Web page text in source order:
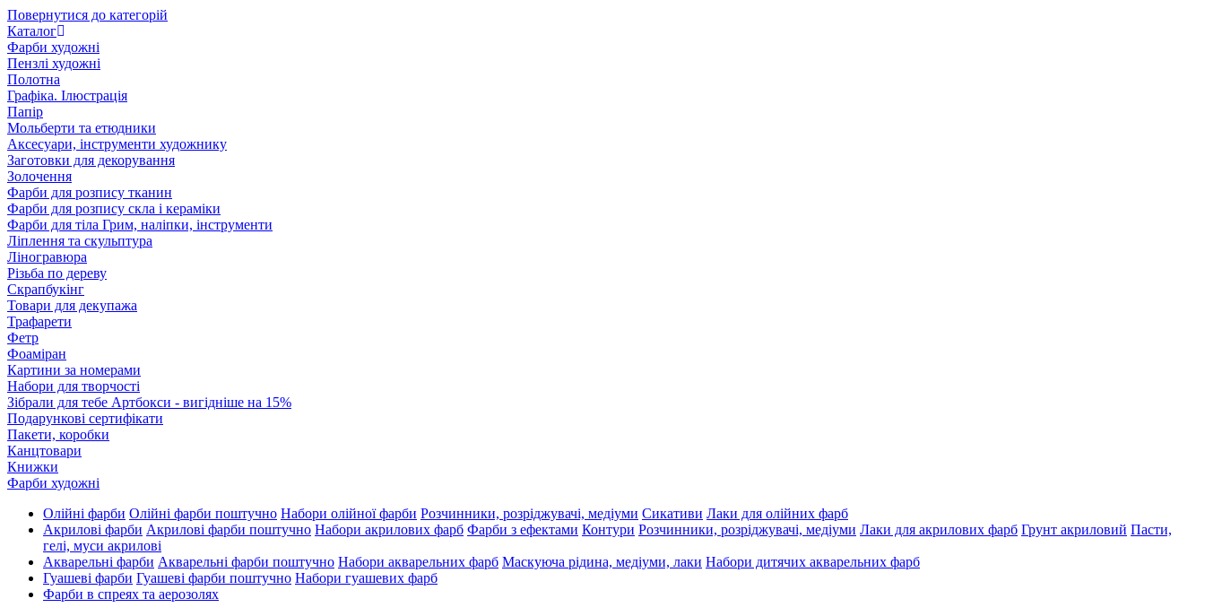
Повернутися до категорій
Каталог
Фарби художні
Пензлі художні
Полотна
Графіка. Ілюстрація
Папір
Мольберти та етюдники
Аксесуари, інструменти художнику
Заготовки для декорування
Золочення
Фарби для розпису тканин
Фарби для розпису скла і кераміки
Фарби для тіла Грим, наліпки, інструменти
Ліплення та скульптура
Ліногравюра
Різьба по дереву
Скрапбукінг
Товари для декупажа
Трафарети
Фетр
Фоаміран
Картини за номерами
Набори для творчості
Зібрали для тебе Артбокси - вигідніше на 15%
Подарункові сертифікати
Пакети, коробки
Канцтовари
Книжки
Фарби художні
Олійні фарби Олійні фарби поштучно Набори олійної фарби Розчинники, розріджувачі, медіуми Сикативи Лаки для олійних фарб
Акрилові фарби Акрилові фарби поштучно Набори акрилових фарб Фарби з ефектами Контури Розчинники, розріджувачі, медіуми Лаки для акрилових фарб Грунт акриловий Пасти,
гелі, муси акрилові
Акварельні фарби Акварельні фарби поштучно Набори акварельних фарб Маскуюча рідина, медіуми, лаки Набори дитячих акварельних фарб
Гуашеві фарби Гуашеві фарби поштучно Набори гуашевих фарб
Фарби в спреях та аерозолях